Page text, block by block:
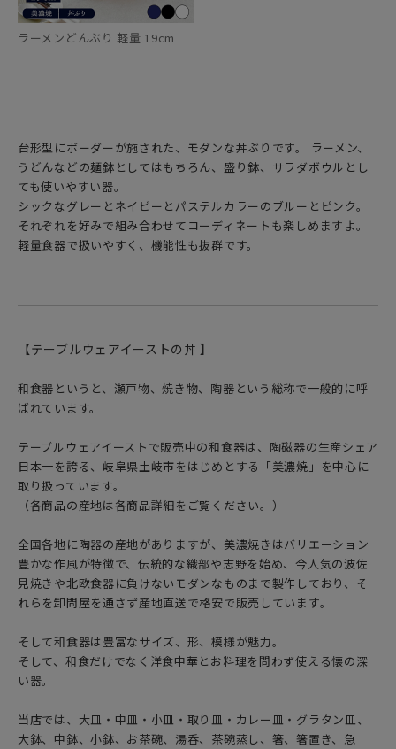
ラーメンどんぶり 軽量 19cm
台形型にボーダーが施された、モダンな丼ぶりです。 ラーメン、
うどんなどの麺鉢としてはもちろん、盛り鉢、サラダボウルとし
ても使いやすい器。
シックなグレーとネイビーとパステルカラーのブルーとピンク。
それぞれを好みで組み合わせてコーディネートも楽しめますよ。
軽量食器で扱いやすく、機能性も抜群です。
【テーブルウェアイーストの丼 】
和食器というと、瀬戸物、焼き物、陶器という総称で一般的に呼
ばれています。
テーブルウェアイーストで販売中の和食器は、陶磁器の生産シェア
日本一を誇る、岐阜県土岐市をはじめとする「美濃焼」を中心に
取り扱っています。
（各商品の産地は各商品詳細をご覧ください。）
全国各地に陶器の産地がありますが、美濃焼きはバリエーション
豊かな作風が特徴で、伝統的な織部や志野を始め、今人気の波佐
見焼きや北欧食器に負けないモダンなものまで製作しており、そ
れらを卸問屋を通さず産地直送で格安で販売しています。
そして和食器は豊富なサイズ、形、模様が魅力。
そして、和食だけでなく洋食中華とお料理を問わず使える懐の深
い器。
当店では、大皿・中皿・小皿・取り皿・カレー皿・グラタン皿、
大鉢、中鉢、小鉢、お茶碗、湯呑、茶碗蒸し、箸、箸置き、急